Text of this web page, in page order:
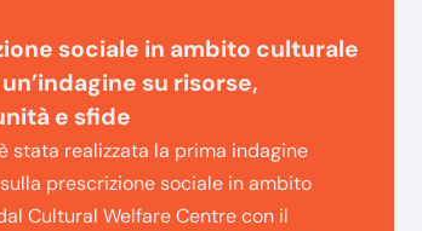
sociale in ambito culturale
su risorse,
e sfide
stata realizzata la prima indagine
prescrizione sociale in ambito
Cultural Welfare Centre con il